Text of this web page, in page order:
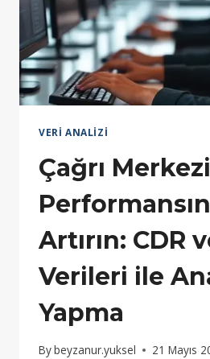
VERI ANALIZI
Çağrı Merkezi
Artırın: CDR
Verileri ile
Yapma
Bybeyzanur.yuksel 21 Mayıs